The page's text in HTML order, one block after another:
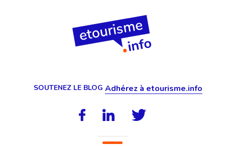
SOUTENEZ LE BLOG Adhérez à etourisme.info